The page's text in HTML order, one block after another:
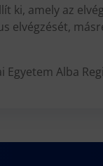
ki, amely az
elvégzését,
Alba